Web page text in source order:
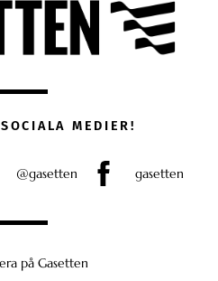
MEDIER!
@gasetten gasetten
på Gasetten